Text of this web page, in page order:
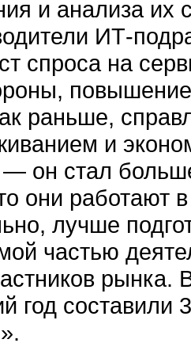
и анализа их
ИТ-
спроса на
раньше,
и
он стал
они работают
лучше
частью
год составили